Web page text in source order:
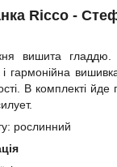
Ricco -
вишита гладдю.
і гармонійна
В комплекті
рослинний